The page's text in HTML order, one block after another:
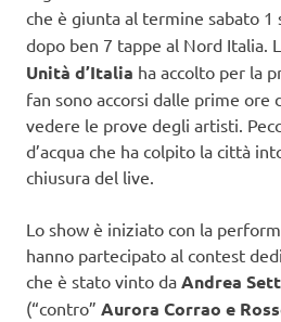
che è giunta al termine sabato 1
dopo ben 7 tappe al Nord Italia.
Unità d’Italia ha accolto per la
fan sono accorsi dalle prime ore
vedere le prove degli artisti.
d’acqua che ha colpito la città
chiusura del live.
Lo show è iniziato con la
hanno partecipato al contest
che è stato vinto da Andrea
(“contro” Aurora Corrao e